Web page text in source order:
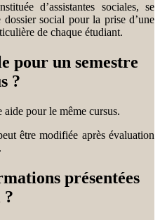
d’assistantes sociales, se
social pour la prise d’une
de chaque étudiant.
pour un semestre
?
pour le même cursus.
être modifiée après évaluation
présentées
?